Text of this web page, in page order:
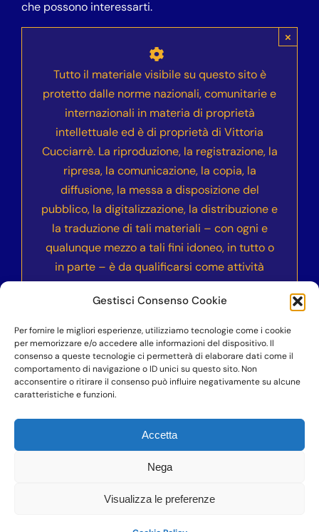
Gestisci Consenso Cookie
Per fornire le migliori esperienze, utilizziamo tecnologie come i cookie
per memorizzare e/o accedere alle informazioni del dispositivo. Il
consenso a queste tecnologie ci permetterà di elaborare dati come il
comportamento di navigazione o ID unici su questo sito. Non
acconsentire o ritirare il consenso può influire negativamente su alcune
caratteristiche e funzioni.
Accetta
Nega
Visualizza le preferenze
che possono interessarti.
Tutto il materiale visibile su questo sito è
protetto dalle norme nazionali, comunitarie e
internazionali in materia di proprietà
intellettuale ed è di proprietà di Vittoria
Cucciarrè. La riproduzione, la registrazione, la
ripresa, la comunicazione, la copia, la
diffusione, la messa a disposizione del
pubblico, la digitalizzazione, la distribuzione e
la traduzione di tali materiali – con ogni e
qualunque mezzo a tali fini idoneo, in tutto o
in parte – è da qualificarsi come attività
illecita e sarà sanzionata civilmente e
penalmente secondo le normative vigenti
nell’ordinamento italiano ed internazionale.
×
©COPYRIGHT 2023-2024
07100900823 – Professionista di cui alla legge
4/2013